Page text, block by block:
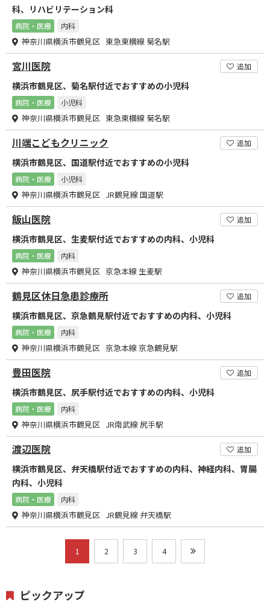
科、リハビリテーション科
病院・医療 内科
神奈川県横浜市鶴見区 東急東横線 菊名駅
宮川医院 追加
横浜市鶴見区、菊名駅付近でおすすめの小児科
病院・医療 小児科
神奈川県横浜市鶴見区 東急東横線 菊名駅
川端こどもクリニック 追加
横浜市鶴見区、国道駅付近でおすすめの小児科
病院・医療 小児科
神奈川県横浜市鶴見区 JR鶴見線 国道駅
飯山医院 追加
横浜市鶴見区、生麦駅付近でおすすめの内科、小児科
病院・医療 内科
神奈川県横浜市鶴見区 京急本線 生麦駅
鶴見区休日急患診療所 追加
横浜市鶴見区、京急鶴見駅付近でおすすめの内科、小児科
病院・医療 内科
神奈川県横浜市鶴見区 京急本線 京急鶴見駅
豊田医院 追加
横浜市鶴見区、尻手駅付近でおすすめの内科、小児科
病院・医療 内科
神奈川県横浜市鶴見区 JR南武線 尻手駅
渡辺医院 追加
横浜市鶴見区、弁天橋駅付近でおすすめの内科、神経内科、胃腸
内科、小児科
病院・医療 内科
神奈川県横浜市鶴見区 JR鶴見線 弁天橋駅
1 2 3 4
ピックアップ